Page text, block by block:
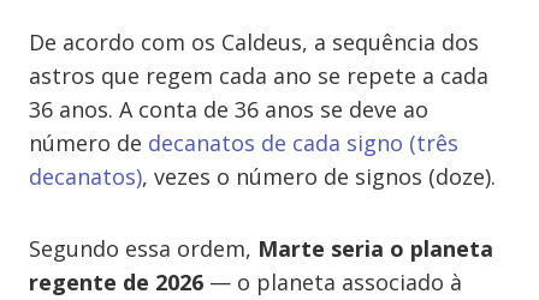
De acordo com os Caldeus, a sequência dos
astros que regem cada ano se repete a cada
36 anos. A conta de 36 anos se deve ao
número de decanatos de cada signo (três
decanatos), vezes o número de signos (doze).
Segundo essa ordem, Marte seria o planeta
regente de 2026 — o planeta associado à